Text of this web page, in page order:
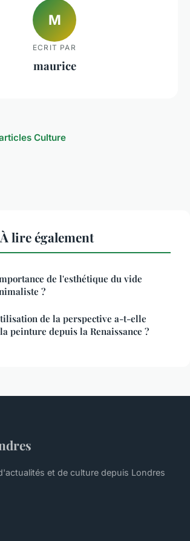
M
ECRIT PAR
maurice
Culture
lire également
de l'esthétique du vide
?
de la perspective a-t-elle
peinture depuis la Renaissance ?
et de culture depuis Londres